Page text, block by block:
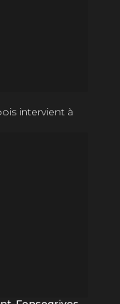
intervient à